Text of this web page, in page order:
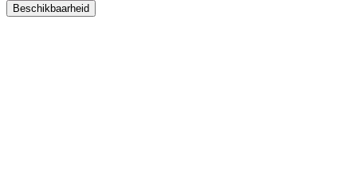
Beschikbaarheid